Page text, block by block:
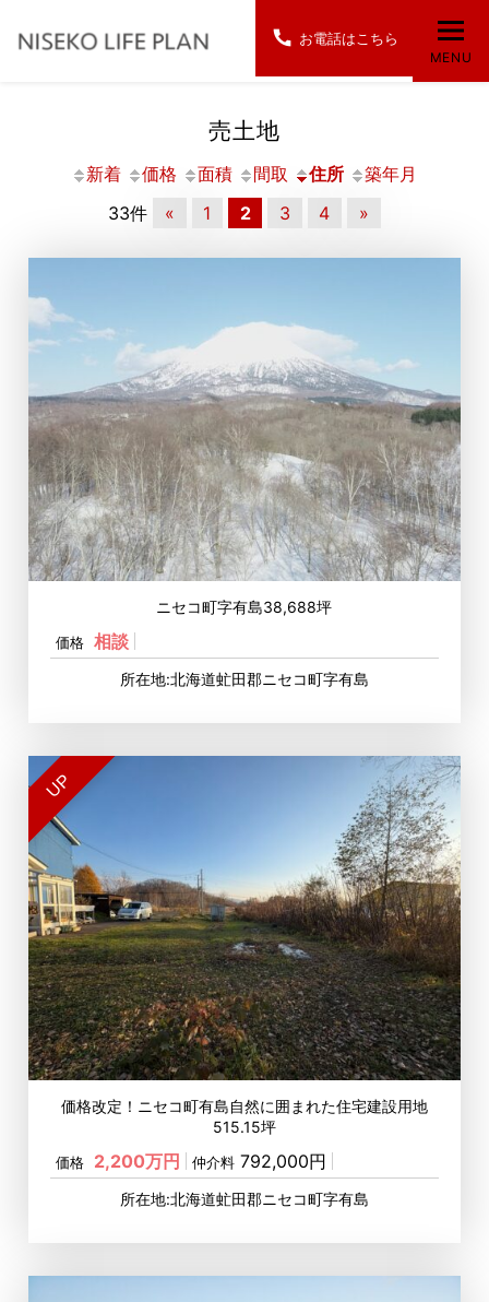
MENU
売土地
新着 価格 面積 間取 住所
築年月
33件
« 1 2 3 4 »
ニセコ町字有島38,688坪
価格 相談
所在地:北海道虻田郡ニセコ町字有島
UP
価格改定！ニセコ町有島自然に囲まれた住宅建設用地
515.15坪
価格 2,200万円 仲介料 792,000円
所在地:北海道虻田郡ニセコ町字有島
お電話はこちら